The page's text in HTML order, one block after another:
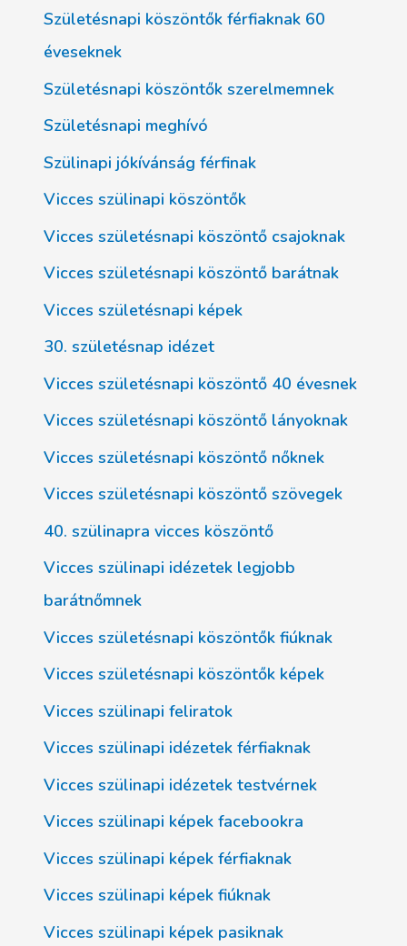
Születésnapi köszöntők férfiaknak 60
éveseknek
Születésnapi köszöntők szerelmemnek
Születésnapi meghívó
Szülinapi jókívánság férfinak
Vicces szülinapi köszöntők
Vicces születésnapi köszöntő csajoknak
Vicces születésnapi köszöntő barátnak
Vicces születésnapi képek
30. születésnap idézet
Vicces születésnapi köszöntő 40 évesnek
Vicces születésnapi köszöntő lányoknak
Vicces születésnapi köszöntő nőknek
Vicces születésnapi köszöntő szövegek
40. szülinapra vicces köszöntő
Vicces szülinapi idézetek legjobb
barátnőmnek
Vicces születésnapi köszöntők fiúknak
Vicces születésnapi köszöntők képek
Vicces szülinapi feliratok
Vicces szülinapi idézetek férfiaknak
Vicces szülinapi idézetek testvérnek
Vicces szülinapi képek facebookra
Vicces szülinapi képek férfiaknak
Vicces szülinapi képek fiúknak
Vicces szülinapi képek pasiknak